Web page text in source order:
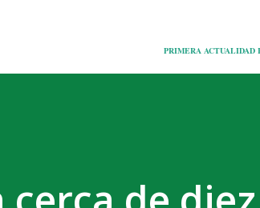
PRIMERA ACTUALIDAD